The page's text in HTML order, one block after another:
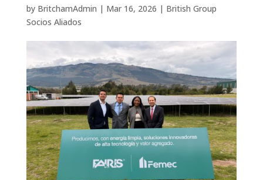
by BritchamAdmin | Mar 16, 2026 | British Group
Socios Aliados